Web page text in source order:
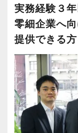
https://www.m-
るのは、安心
できる、知識
チームリーダ
は、歓迎しま
実務経験は5年
に満たない場
じて選考を進
中小企業・個
実務経験３
零細企業へ
提供できる